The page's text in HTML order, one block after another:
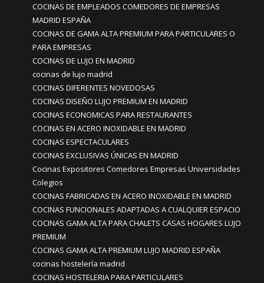
COCINAS DE EMPLEADOS COMEDORES DE EMPRESAS
MADRID ESPAÑA
COCINAS DE GAMA ALTA PREMIUM PARA PARTICULARES O
PARA EMPRESAS
COCINAS DE LUJO EN MADRID
cocinas de lujo madrid
COCINAS DIFERENTES NOVEDOSAS
COCINAS DISEÑO LUJO PREMIUM EN MADRID
COCINAS ECONOMICAS PARA RESTAURANTES
COCINAS EN ACERO INOXIDABLE EN MADRID
COCINAS ESPECTACULARES
COCINAS EXCLUSIVAS ÚNICAS EN MADRID
Cocinas Expositores Comedores Empresas Universidades
Colegios
COCINAS FABRICADAS EN ACERO INOXIDABLE EN MADRID
COCINAS FUNCIONALES ADAPTADAS A CUALQUIER ESPACIO
COCINAS GAMA ALTA PARA CHALETS CASAS HOGARES LUJO
PREMIUM
COCINAS GAMA ALTA PREMIUM LUJO MADRID ESPAÑA
cocinas hostelería madrid
COCINAS HOSTELERIA PARA PARTICULARES